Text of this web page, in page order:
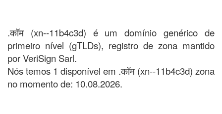
.कॉम (xn--11b4c3d) é um domínio genérico de
primeiro nível (gTLDs), registro de zona mantido
por VeriSign Sarl.
Nós temos 1 disponível em .कॉम (xn--11b4c3d) zona
no momento de: 10.08.2026.